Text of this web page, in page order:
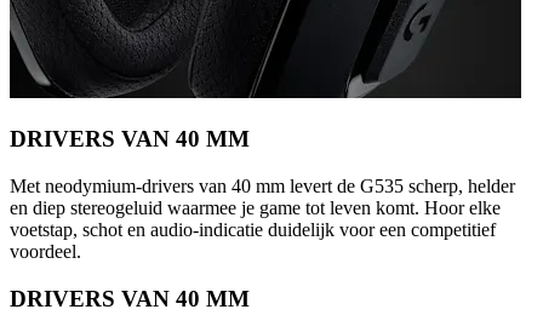
DRIVERS VAN 40 MM
Met neodymium-drivers van 40 mm levert de G535 scherp, helder
en diep stereogeluid waarmee je game tot leven komt. Hoor elke
voetstap, schot en audio-indicatie duidelijk voor een competitief
voordeel.
DRIVERS VAN 40 MM